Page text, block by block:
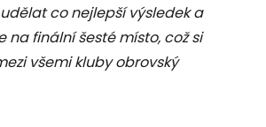
co nejlepší výsledek a
na finální šesté místo, což si
všemi kluby obrovský